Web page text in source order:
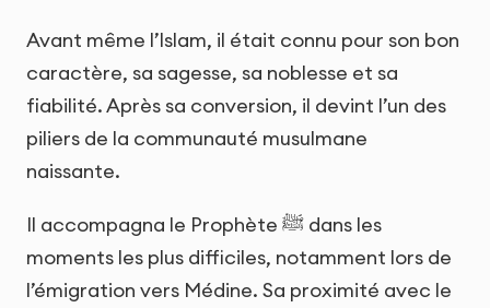
Avant même l’Islam, il était connu pour son bon
caractère, sa sagesse, sa noblesse et sa
fiabilité. Après sa conversion, il devint l’un des
piliers de la communauté musulmane
naissante.
Il accompagna le Prophète ﷺ dans les
moments les plus difficiles, notamment lors de
l’émigration vers Médine. Sa proximité avec le